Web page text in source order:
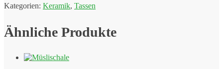
Kategorien: Keramik, Tassen
Ähnliche Produkte